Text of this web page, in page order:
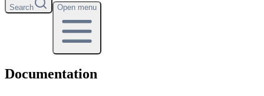
Search Open menu
Documentation